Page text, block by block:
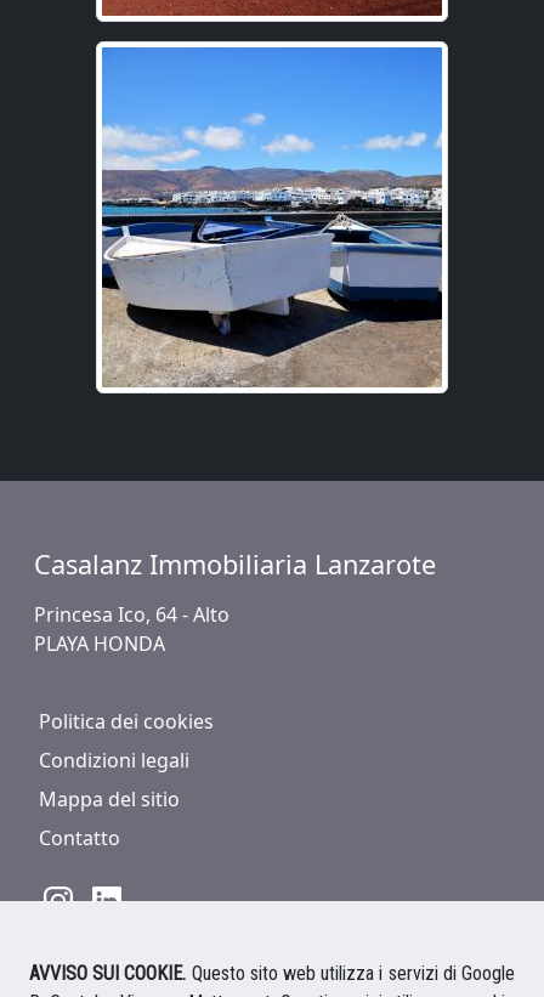
Casalanz Immobiliaria Lanzarote
Princesa Ico, 64 - Alto
PLAYA HONDA
Politica dei cookies
Condizioni legali
Mappa del sitio
Contatto
928 816 293 / +34 661 578 297
AVVISO SUI COOKIE. Questo sito web utilizza i servizi di Google